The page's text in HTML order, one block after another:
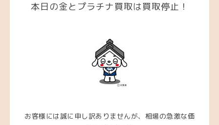
本日の金とプラチナ買取は買取停止！
お客様には誠に申し訳ありませんが、相場の急激な価